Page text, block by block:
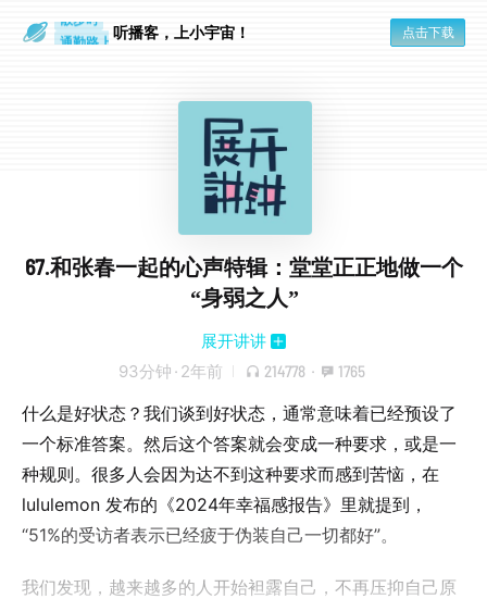
通勤路上
听播客，上小宇宙！ 点击下载
67.和张春一起的心声特辑：堂堂正正地做一个
“身弱之人”
展开讲讲
93分钟 · 2年前 214778 · 1765
什么是好状态？我们谈到好状态，通常意味着已经预设了
一个标准答案。然后这个答案就会变成一种要求，或是一
种规则。很多人会因为达不到这种要求而感到苦恼，在
lululemon 发布的《2024年幸福感报告》里就提到，
“51%的受访者表示已经疲于伪装自己一切都好”。
我们发现，越来越多的人开始袒露自己，不再压抑自己原